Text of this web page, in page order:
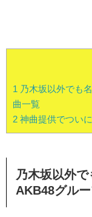
1 乃木坂以外でも
曲一覧
2 神曲提供でつい
乃木坂以外
AKB48グル